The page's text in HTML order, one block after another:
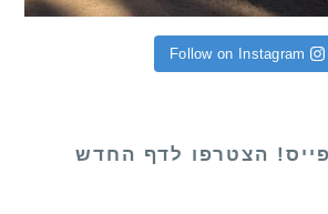
Follow on Instagram
הצטרפו לדף החדש